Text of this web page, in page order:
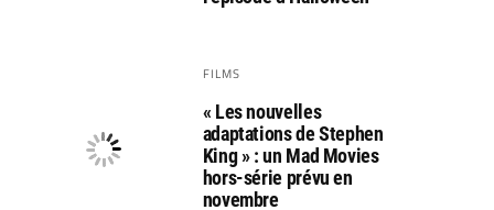
FILMS
« Les nouvelles
adaptations de Stephen
King » : un Mad Movies
hors-série prévu en
novembre